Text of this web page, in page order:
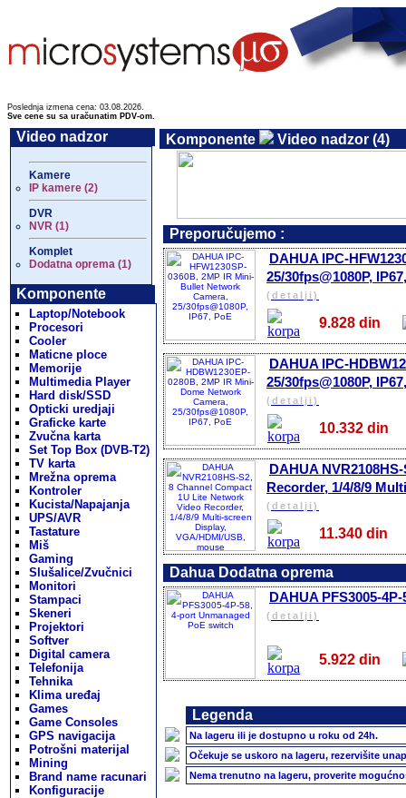
Poslednja izmena cena: 03.08.2026.
Sve cene su sa uračunatim PDV-om.
Video nadzor
Kamere
IP kamere (2)
DVR
NVR (1)
Komplet
Dodatna oprema (1)
Komponente
Laptop/Notebook
Procesori
Cooler
Maticne ploce
Memorije
Multimedia Player
Hard disk/SSD
Opticki uredjaji
Graficke karte
Zvučna karta
Set Top Box (DVB-T2)
TV karta
Mrežna oprema
Kontroler
Kucista/Napajanja
UPS/AVR
Tastature
Miš
Gaming
Slušalice/Zvučnici
Monitori
Stampaci
Skeneri
Projektori
Softver
Digital camera
Telefonija
Tehnika
Klima uređaj
Games
Game Consoles
GPS navigacija
Potrošni materijal
Mining
Brand name racunari
Konfiguracije
Komponente Video nadzor (4)
Preporučujemo :
DAHUA IPC-
25/30fps@1080P,
(detalji)
9.828 din
DAHUA IPC-
25/30fps@1080P,
(detalji)
10.332
DAHUA
Recorder, 1/4/8/9
(detalji)
11.340
Dahua Dodatna oprema
DAHUA PFS3005-
(detalji)
5.922 din
Legenda
Na lageru ili je dostupno u roku od 24h.
Očekuje se uskoro na lageru, rezervišite
Nema trenutno na lageru, proverite